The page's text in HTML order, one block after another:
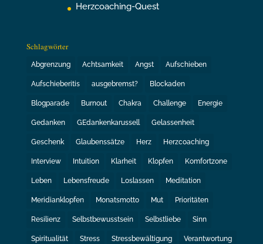
Herzcoaching-Quest
Schlagwörter
Abgrenzung Achtsamkeit Angst Aufschieben
Aufschieberitis ausgebremst? Blockaden
Blogparade Burnout Chakra Challenge Energie
Gedanken GEdankenkarussell Gelassenheit
Geschenk Glaubenssätze Herz Herzcoaching
Interview Intuition Klarheit Klopfen Komfortzone
Leben Lebensfreude Loslassen Meditation
Meridianklopfen Monatsmotto Mut Prioritäten
Resilienz Selbstbewusstsein Selbstliebe Sinn
Spiritualität Stress Stressbewältigung Verantwortung